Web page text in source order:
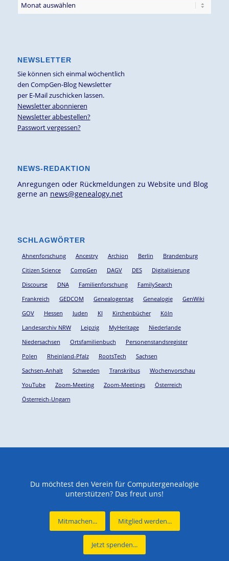
NEWSLETTER
Sie können sich einmal wöchentlich
den CompGen-Blog Newsletter
per E-Mail zuschicken lassen.
Newsletter abonnieren
Newsletter abbestellen?
Passwort vergessen?
NEWS-REDAKTION
Anregungen oder Rückmeldungen zu Website und Blog
gerne an news@genealogy.net
SCHLAGWÖRTER
Ahnenforschung Ancestry Archion Berlin
Brandenburg
Citizen Science
CompGen DAGV DES
Digitalisierung
Discourse
DNA Familienforschung
FamilySearch
Frankreich
GEDCOM Genealogentag Genealogie
GenWiki
GOV
Hessen Juden KI Kirchenbücher
Köln
Landesarchiv NRW
Leipzig MyHeritage
Niederlande
Niedersachsen
Ortsfamilienbuch
Personenstandsregister
Polen
Rheinland-Pfalz RootsTech
Sachsen
Sachsen-Anhalt
Schweden Transkribus
Wochenvorschau
YouTube
Zoom-Meeting Zoom-Meetings
Österreich
Österreich-Ungarn
Du möchtest den Verein für Computergenealogie
unterstützen? Das freut uns!
Mitmachen... Mitglied werden...
Jetzt spenden...